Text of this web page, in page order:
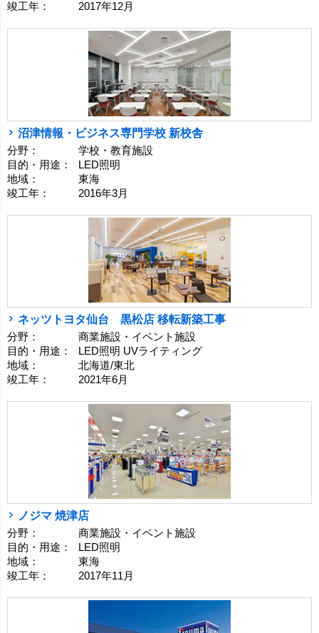
竣工年：
2017年12月
沼津情報・ビジネス専門学校 新校舎
分野：
学校・教育施設
目的・用途：
LED照明
地域：
東海
竣工年：
2016年3月
ネッツトヨタ仙台 黒松店 移転新築工事
分野：
商業施設・イベント施設
目的・用途：
LED照明 UVライティング
地域：
北海道/東北
竣工年：
2021年6月
ノジマ 焼津店
分野：
商業施設・イベント施設
目的・用途：
LED照明
地域：
東海
竣工年：
2017年11月